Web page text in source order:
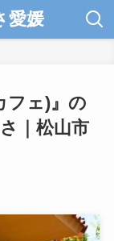
愛媛
フェ)』の
｜松山市